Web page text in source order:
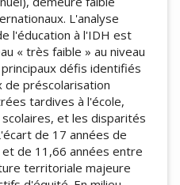
L'analyse
l'éducation à l'IDH est
« très faible » au niveau
défis identifiés
de préscolarisation
tardives à l'école,
et les disparités
de 17 années de
de 11,66 années entre
territoriale majeure